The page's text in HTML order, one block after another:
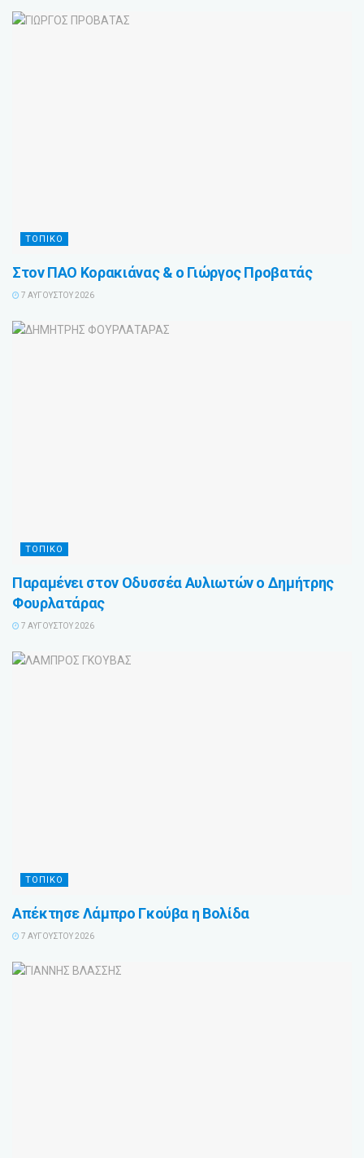
ΤΟΠΙΚΟ
Στον ΠΑΟ Κορακιάνας & ο Γιώργος Προβατάς
7 ΑΥΓΟΎΣΤΟΥ 2026
ΤΟΠΙΚΟ
Παραμένει στον Οδυσσέα Αυλιωτών ο Δημήτρης
Φουρλατάρας
7 ΑΥΓΟΎΣΤΟΥ 2026
ΤΟΠΙΚΟ
Απέκτησε Λάμπρο Γκούβα η Βολίδα
7 ΑΥΓΟΎΣΤΟΥ 2026